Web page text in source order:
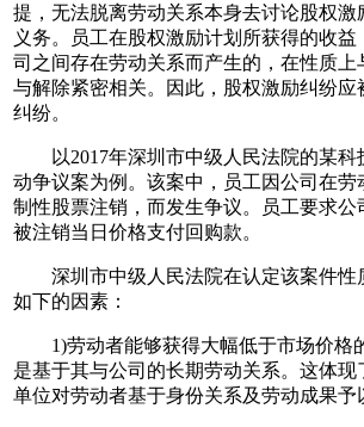
提，无法脱离劳动关系本身去讨论股权激
义务。员工在股权激励计划所获得的收
司之间存在劳动关系而产生的，在性质上
与解除紧密相关。因此，股权激励纠纷应
纠纷。
以2017年深圳市中级人民法院的某科
动争议案为例。该案中，员工因公司在劳
制性股票注销，而发生争议。员工要求公
被注销当日价格支付回购款。
深圳市中级人民法院在认定该案件性
如下的因素：
1)劳动者能够获得大幅低于市场价格
是基于其与公司的长期劳动关系。这体现
单位对劳动者基于身份关系及劳动成果予